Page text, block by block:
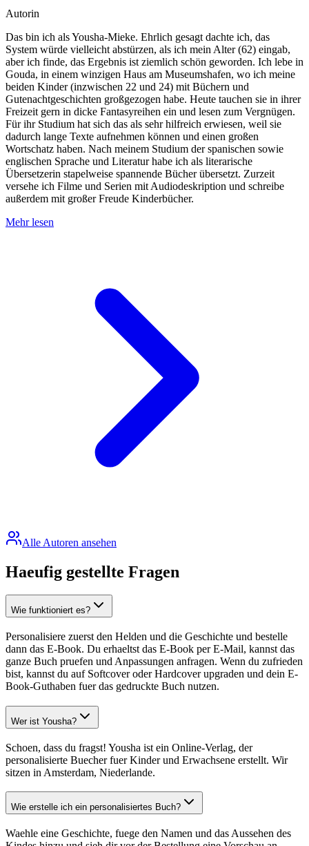
Autorin
Das bin ich als Yousha-Mieke. Ehrlich gesagt dachte ich, das
System würde vielleicht abstürzen, als ich mein Alter (62) eingab,
aber ich finde, das Ergebnis ist ziemlich schön geworden. Ich lebe in
Gouda, in einem winzigen Haus am Museumshafen, wo ich meine
beiden Kinder (inzwischen 22 und 24) mit Büchern und
Gutenachtgeschichten großgezogen habe. Heute tauchen sie in ihrer
Freizeit gern in dicke Fantasyreihen ein und lesen zum Vergnügen.
Für ihr Studium hat sich das als sehr hilfreich erwiesen, weil sie
dadurch lange Texte aufnehmen können und einen großen
Wortschatz haben. Nach meinem Studium der spanischen sowie
englischen Sprache und Literatur habe ich als literarische
Übersetzerin stapelweise spannende Bücher übersetzt. Zurzeit
versehe ich Filme und Serien mit Audiodeskription und schreibe
außerdem mit großer Freude Kinderbücher.
Mehr lesen
Alle Autoren ansehen
Haeufig gestellte Fragen
Wie funktioniert es?
Personalisiere zuerst den Helden und die Geschichte und bestelle
dann das E-Book. Du erhaeltst das E-Book per E-Mail, kannst das
ganze Buch pruefen und Anpassungen anfragen. Wenn du zufrieden
bist, kannst du auf Softcover oder Hardcover upgraden und dein E-
Book-Guthaben fuer das gedruckte Buch nutzen.
Wer ist Yousha?
Schoen, dass du fragst! Yousha ist ein Online-Verlag, der
personalisierte Buecher fuer Kinder und Erwachsene erstellt. Wir
sitzen in Amsterdam, Niederlande.
Wie erstelle ich ein personalisiertes Buch?
Waehle eine Geschichte, fuege den Namen und das Aussehen des